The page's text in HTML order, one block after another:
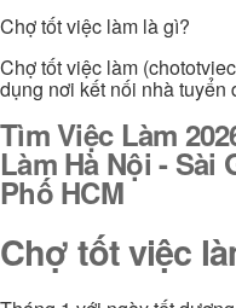
Chợ tốt việc làm là gì?
Chợ tốt việc làm
dụng nơi kết nối nhà
Tìm Việc Làm
Làm Hà Nội - Sài
Phố HCM
Chợ tốt việc